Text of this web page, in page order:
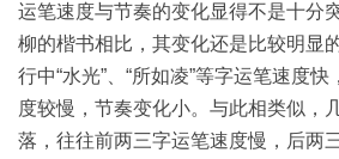
运笔速度与节奏的变化显得不是十分
柳的楷书相比，其变化还是比较明显
行中“水光”、“所如凌”等字运笔速度快
度较慢，节奏变化小。与此相类似，
落，往往前两三字运笔速度慢，后两